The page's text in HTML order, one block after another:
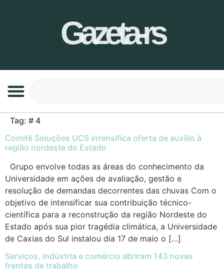
Gazeta-rs
Tag: # 4
Comitê Soluções UCS intensifica oferta de auxílio à
região nordeste do Estado
Grupo envolve todas as áreas do conhecimento da
Universidade em ações de avaliação, gestão e
resolução de demandas decorrentes das chuvas Com o
objetivo de intensificar sua contribuição técnico-
científica para a reconstrução da região Nordeste do
Estado após sua pior tragédia climática, a Universidade
de Caxias do Sul instalou dia 17 de maio o […]
Serviços, indústria e comércio abriram 143 novas
frentes de trabalho